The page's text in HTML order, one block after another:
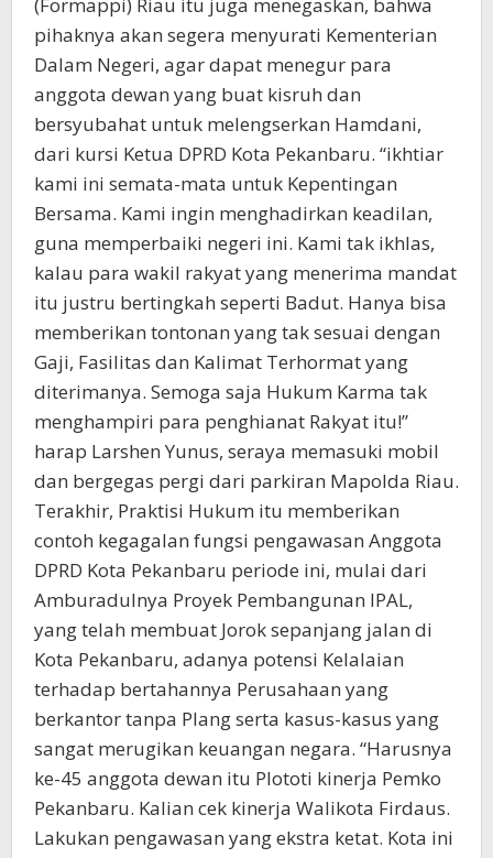
pihaknya akan segera menyurati Kementerian
Dalam Negeri, agar dapat menegur para
anggota dewan yang buat kisruh dan
bersyubahat untuk melengserkan Hamdani,
dari kursi Ketua DPRD Kota Pekanbaru. “ikhtiar
kami ini semata-mata untuk Kepentingan
Bersama. Kami ingin menghadirkan keadilan,
guna memperbaiki negeri ini. Kami tak ikhlas,
kalau para wakil rakyat yang menerima mandat
itu justru bertingkah seperti Badut. Hanya bisa
memberikan tontonan yang tak sesuai dengan
Gaji, Fasilitas dan Kalimat Terhormat yang
diterimanya. Semoga saja Hukum Karma tak
menghampiri para penghianat Rakyat itu!”
harap Larshen Yunus, seraya memasuki mobil
dan bergegas pergi dari parkiran Mapolda Riau.
Terakhir, Praktisi Hukum itu memberikan
contoh kegagalan fungsi pengawasan Anggota
DPRD Kota Pekanbaru periode ini, mulai dari
Amburadulnya Proyek Pembangunan IPAL,
yang telah membuat Jorok sepanjang jalan di
Kota Pekanbaru, adanya potensi Kelalaian
terhadap bertahannya Perusahaan yang
berkantor tanpa Plang serta kasus-kasus yang
sangat merugikan keuangan negara. “Harusnya
ke-45 anggota dewan itu Plototi kinerja Pemko
Pekanbaru. Kalian cek kinerja Walikota Firdaus.
Lakukan pengawasan yang ekstra ketat. Kota ini